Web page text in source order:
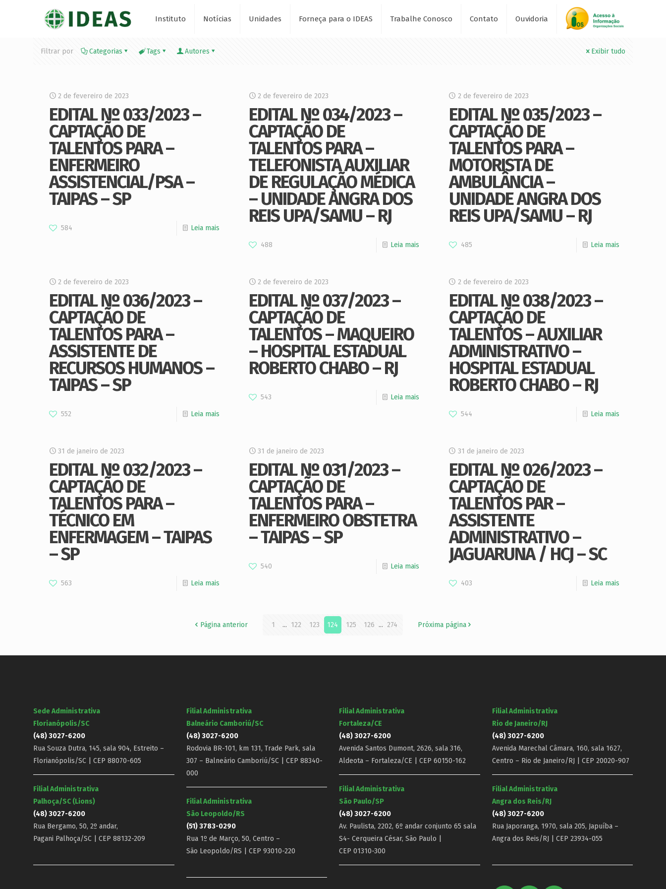
Instituto Notícias Unidades Forneça para o IDEAS Trabalhe Conosco Contato Ouvidoria
Filtrar por Categorias Tags Autores Exibir tudo
2 de fevereiro de 2023
EDITAL Nº 033/2023 –
CAPTAÇÃO DE
TALENTOS PARA –
ENFERMEIRO
ASSISTENCIAL/PSA –
TAIPAS – SP
584 Leia mais
2 de fevereiro de 2023
EDITAL Nº 034/2023 –
CAPTAÇÃO DE
TALENTOS PARA –
TELEFONISTA AUXILIAR
DE REGULAÇÃO MÉDICA
– UNIDADE ANGRA DOS
REIS UPA/SAMU – RJ
488 Leia mais
2 de fevereiro de 2023
EDITAL Nº 035/2023 –
CAPTAÇÃO DE
TALENTOS PARA –
MOTORISTA DE
AMBULÂNCIA –
UNIDADE ANGRA DOS
REIS UPA/SAMU – RJ
485 Leia mais
2 de fevereiro de 2023
EDITAL Nº 036/2023 –
CAPTAÇÃO DE
TALENTOS PARA –
ASSISTENTE DE
RECURSOS HUMANOS –
TAIPAS – SP
552 Leia mais
2 de fevereiro de 2023
EDITAL Nº 037/2023 –
CAPTAÇÃO DE
TALENTOS – MAQUEIRO
– HOSPITAL ESTADUAL
ROBERTO CHABO – RJ
543 Leia mais
2 de fevereiro de 2023
EDITAL Nº 038/2023 –
CAPTAÇÃO DE
TALENTOS – AUXILIAR
ADMINISTRATIVO –
HOSPITAL ESTADUAL
ROBERTO CHABO – RJ
544 Leia mais
31 de janeiro de 2023
EDITAL Nº 032/2023 –
CAPTAÇÃO DE
TALENTOS PARA –
TÉCNICO EM
ENFERMAGEM – TAIPAS
– SP
563 Leia mais
31 de janeiro de 2023
EDITAL Nº 031/2023 –
CAPTAÇÃO DE
TALENTOS PARA –
ENFERMEIRO OBSTETRA
– TAIPAS – SP
540 Leia mais
31 de janeiro de 2023
EDITAL Nº 026/2023 –
CAPTAÇÃO DE
TALENTOS PAR –
ASSISTENTE
ADMINISTRATIVO –
JAGUARUNA / HCJ – SC
403 Leia mais
Página anterior 1 ... 122 123 124 125 126 ... 274 Próxima página
Sede Administrativa
Florianópolis/SC
(48) 3027-6200
Rua Souza Dutra, 145, sala 904, Estreito –
Florianópolis/SC | CEP 88070-605
Filial Administrativa
Palhoça/SC (Lions)
(48) 3027-6200
Rua Bergamo, 50, 2º andar,
Pagani Palhoça/SC | CEP 88132-209
Filial Administrativa
Balneário Camboriú/SC
(48) 3027-6200
Rodovia BR-101, km 131, Trade Park, sala
307 – Balneário Camboriú/SC | CEP 88340-
000
Filial Administrativa
São Leopoldo/RS
(51) 3783-0290
Rua 1º de Março, 50, Centro –
São Leopoldo/RS | CEP 93010-220
Filial Administrativa
Fortaleza/CE
(48) 3027-6200
Avenida Santos Dumont, 2626, sala 316,
Aldeota – Fortaleza/CE | CEP 60150-162
Filial Administrativa
São Paulo/SP
(48) 3027-6200
Av. Paulista, 2202, 6º andar conjunto 65 sala
S4- Cerqueira César, São Paulo |
CEP 01310-300
Filial Administrativa
Rio de Janeiro/RJ
(48) 3027-6200
Avenida Marechal Câmara, 160, sala 1627,
Centro – Rio de Janeiro/RJ | CEP 20020-907
Filial Administrativa
Angra dos Reis/RJ
(48) 3027-6200
Rua Japoranga, 1970, sala 205, Japuíba –
Angra dos Reis/RJ | CEP 23934-055